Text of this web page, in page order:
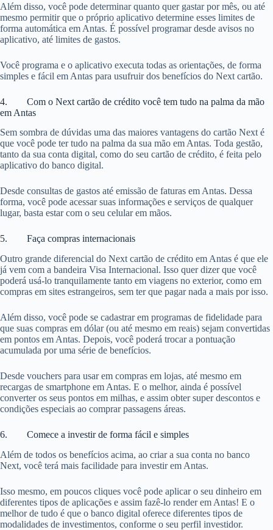
Além disso, você pode determinar quanto quer gastar por mês, ou até
mesmo permitir que o próprio aplicativo determine esses limites de
forma automática em Antas. É possível programar desde avisos no
aplicativo, até limites de gastos.
Você programa e o aplicativo executa todas as orientações, de forma
simples e fácil em Antas para usufruir dos benefícios do Next cartão.
4. Com o Next cartão de crédito você tem tudo na palma da mão
em Antas
Sem sombra de dúvidas uma das maiores vantagens do cartão Next é
que você pode ter tudo na palma da sua mão em Antas. Toda gestão,
tanto da sua conta digital, como do seu cartão de crédito, é feita pelo
aplicativo do banco digital.
Desde consultas de gastos até emissão de faturas em Antas. Dessa
forma, você pode acessar suas informações e serviços de qualquer
lugar, basta estar com o seu celular em mãos.
5. Faça compras internacionais
Outro grande diferencial do Next cartão de crédito em Antas é que ele
já vem com a bandeira Visa Internacional. Isso quer dizer que você
poderá usá-lo tranquilamente tanto em viagens no exterior, como em
compras em sites estrangeiros, sem ter que pagar nada a mais por isso.
Além disso, você pode se cadastrar em programas de fidelidade para
que suas compras em dólar (ou até mesmo em reais) sejam convertidas
em pontos em Antas. Depois, você poderá trocar a pontuação
acumulada por uma série de benefícios.
Desde vouchers para usar em compras em lojas, até mesmo em
recargas de smartphone em Antas. E o melhor, ainda é possível
converter os seus pontos em milhas, e assim obter super descontos e
condições especiais ao comprar passagens áreas.
6. Comece a investir de forma fácil e simples
Além de todos os benefícios acima, ao criar a sua conta no banco
Next, você terá mais facilidade para investir em Antas.
Isso mesmo, em poucos cliques você pode aplicar o seu dinheiro em
diferentes tipos de aplicações e assim fazê-lo render em Antas! E o
melhor de tudo é que o banco digital oferece diferentes tipos de
modalidades de investimentos, conforme o seu perfil investidor.